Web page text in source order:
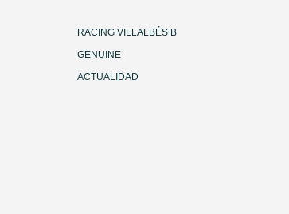
RACING VILLALBÉS B
GENUINE
ACTUALIDAD